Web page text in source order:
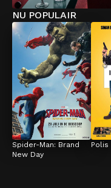
NU POPULAIR
Spider-Man: Brand
New Day
Polis